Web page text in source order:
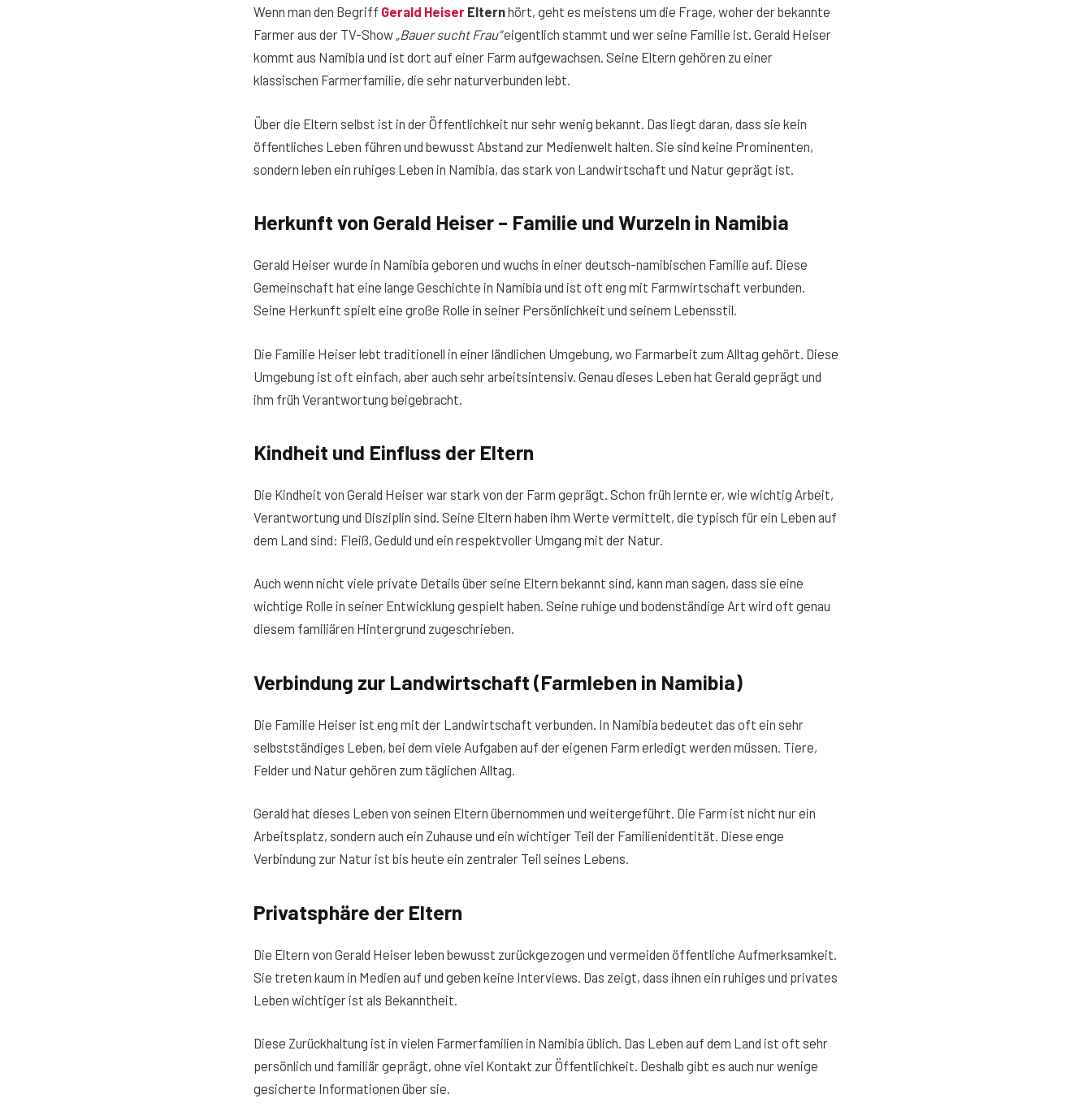
Wenn man den Begriff Gerald Heiser Elternhört, geht es meistens um die Frage, woher der bekannte
Farmer aus der TV-Show „Bauer sucht Frau“eigentlich stammt und wer seine Familie ist. Gerald Heiser
kommt aus Namibia und ist dort auf einer Farm aufgewachsen. Seine Eltern gehören zu einer
klassischen Farmerfamilie, die sehr naturverbunden lebt.
Über die Eltern selbst ist in der Öffentlichkeit nur sehr wenig bekannt. Das liegt daran, dass sie kein
öffentliches Leben führen und bewusst Abstand zur Medienwelt halten. Sie sind keine Prominenten,
sondern leben ein ruhiges Leben in Namibia, das stark von Landwirtschaft und Natur geprägt ist.
Herkunft von Gerald Heiser – Familie und Wurzeln in Namibia
Gerald Heiser wurde in Namibia geboren und wuchs in einer deutsch-namibischen Familie auf. Diese
Gemeinschaft hat eine lange Geschichte in Namibia und ist oft eng mit Farmwirtschaft verbunden.
Seine Herkunft spielt eine große Rolle in seiner Persönlichkeit und seinem Lebensstil.
Die Familie Heiser lebt traditionell in einer ländlichen Umgebung, wo Farmarbeit zum Alltag gehört. Diese
Umgebung ist oft einfach, aber auch sehr arbeitsintensiv. Genau dieses Leben hat Gerald geprägt und
ihm früh Verantwortung beigebracht.
Kindheit und Einfluss der Eltern
Die Kindheit von Gerald Heiser war stark von der Farm geprägt. Schon früh lernte er, wie wichtig Arbeit,
Verantwortung und Disziplin sind. Seine Eltern haben ihm Werte vermittelt, die typisch für ein Leben auf
dem Land sind: Fleiß, Geduld und ein respektvoller Umgang mit der Natur.
Auch wenn nicht viele private Details über seine Eltern bekannt sind, kann man sagen, dass sie eine
wichtige Rolle in seiner Entwicklung gespielt haben. Seine ruhige und bodenständige Art wird oft genau
diesem familiären Hintergrund zugeschrieben.
Verbindung zur Landwirtschaft (Farmleben in Namibia)
Die Familie Heiser ist eng mit der Landwirtschaft verbunden. In Namibia bedeutet das oft ein sehr
selbstständiges Leben, bei dem viele Aufgaben auf der eigenen Farm erledigt werden müssen. Tiere,
Felder und Natur gehören zum täglichen Alltag.
Gerald hat dieses Leben von seinen Eltern übernommen und weitergeführt. Die Farm ist nicht nur ein
Arbeitsplatz, sondern auch ein Zuhause und ein wichtiger Teil der Familienidentität. Diese enge
Verbindung zur Natur ist bis heute ein zentraler Teil seines Lebens.
Privatsphäre der Eltern
Die Eltern von Gerald Heiser leben bewusst zurückgezogen und vermeiden öffentliche Aufmerksamkeit.
Sie treten kaum in Medien auf und geben keine Interviews. Das zeigt, dass ihnen ein ruhiges und privates
Leben wichtiger ist als Bekanntheit.
Diese Zurückhaltung ist in vielen Farmerfamilien in Namibia üblich. Das Leben auf dem Land ist oft sehr
persönlich und familiär geprägt, ohne viel Kontakt zur Öffentlichkeit. Deshalb gibt es auch nur wenige
gesicherte Informationen über sie.